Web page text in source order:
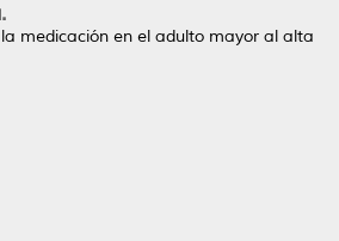
medicación en el adulto mayor al alta